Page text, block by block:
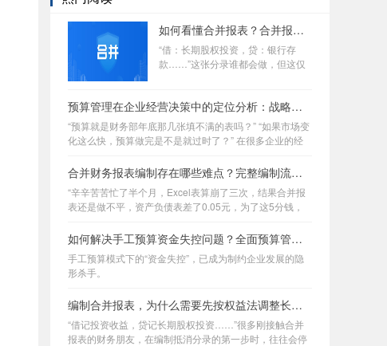
如何看懂合并报表？合并报表难点不在于原理，而是业务流程繁琐复杂>
“借：长期股权投资，贷：银行存
款……”这张分录谁都会做，但这仅
录，你是不是也曾感到过深深的无
力？
预算管理在企业经营决策中的定位分析：战略落地与资源配置逻辑
“预算就是财务部年底那几张填不满的表吗？” “如果市场变
化这么快，预算做完是不是就过时了？” 在很多企业的经
合并财务报表编制存在哪些难点？完整编制流程实战讲解
“辛辛苦苦忙了半个月，Excel表算崩了三次，结果合并报
表还是做不平，资产负债表差了0.05元，为了这5分钱，
如何解决手工预算资金失控问题？全面预算管理数字化实施方案
手工预算模式下的“资金失控”，已成为制约企业发展的隐
形杀手。
编制合并报表，为什么需要先按权益法调整长期股权投资再抵消？
“借记投资收益，贷记长期股权投资……”很多刚接触合并
报表的财务朋友，在编制抵消分录的第一步时，往往会停